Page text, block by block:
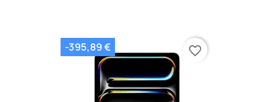
-395,89 € favorite_border